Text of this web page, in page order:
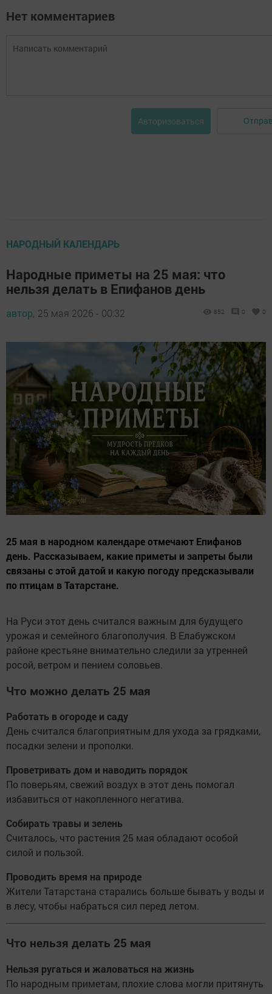
Нет комментариев
Авторизоваться
НАРОДНЫЙ КАЛЕНДАРЬ
Народные приметы на 25 мая: что
нельзя делать в Епифанов день
автор, 25 мая 2026 - 00:32 852 0 0
25 мая в народном календаре отмечают Епифанов
день. Рассказываем, какие приметы и запреты были
связаны с этой датой и какую погоду предсказывали
по птицам в Татарстане.
На Руси этот день считался важным для будущего
урожая и семейного благополучия. В Елабужском
районе крестьяне внимательно следили за утренней
росой, ветром и пением соловьев.
Что можно делать 25 мая
Работать в огороде и саду
День считался благоприятным для ухода за грядками,
посадки зелени и прополки.
Проветривать дом и наводить порядок
По поверьям, свежий воздух в этот день помогал
избавиться от накопленного негатива.
Собирать травы и зелень
Считалось, что растения 25 мая обладают особой
силой и пользой.
Проводить время на природе
Жители Татарстана старались больше бывать у воды и
в лесу, чтобы набраться сил перед летом.
Что нельзя делать 25 мая
Нельзя ругаться и жаловаться на жизнь
По народным приметам, плохие слова могли притянуть